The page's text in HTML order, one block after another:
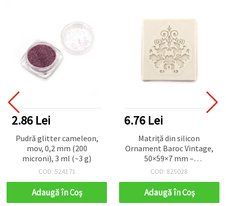
2.86 Lei
Pudră glitter cameleon,
mov, 0,2 mm (200
microni), 3 ml (~3 g)
COD: 524171
Adaugă în Coş
6.76 Lei
Matriță din silicon
Ornament Baroc Vintage,
50×59×7 mm –
decorațiune cu volute
polimeric, gips și rășină
epoxidică UV – flexibilă,
COD: 825028
Adaugă în Coş